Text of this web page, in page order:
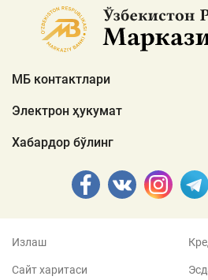
МБ контактлари
Электрон ҳукумат
Хабардор бўлинг
Излаш
Сайт харитаси